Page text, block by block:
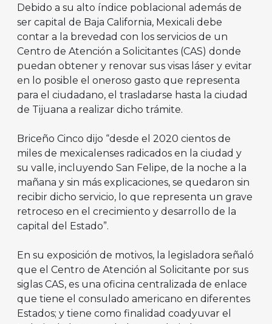
Debido a su alto índice poblacional además de
ser capital de Baja California, Mexicali debe
contar a la brevedad con los servicios de un
Centro de Atención a Solicitantes (CAS) donde
puedan obtener y renovar sus visas láser y evitar
en lo posible el oneroso gasto que representa
para el ciudadano, el trasladarse hasta la ciudad
de Tijuana a realizar dicho trámite.
Briceño Cinco dijo “desde el 2020 cientos de
miles de mexicalenses radicados en la ciudad y
su valle, incluyendo San Felipe, de la noche a la
mañana y sin más explicaciones, se quedaron sin
recibir dicho servicio, lo que representa un grave
retroceso en el crecimiento y desarrollo de la
capital del Estado”.
En su exposición de motivos, la legisladora señaló
que el Centro de Atención al Solicitante por sus
siglas CAS, es una oficina centralizada de enlace
que tiene el consulado americano en diferentes
Estados; y tiene como finalidad coadyuvar el